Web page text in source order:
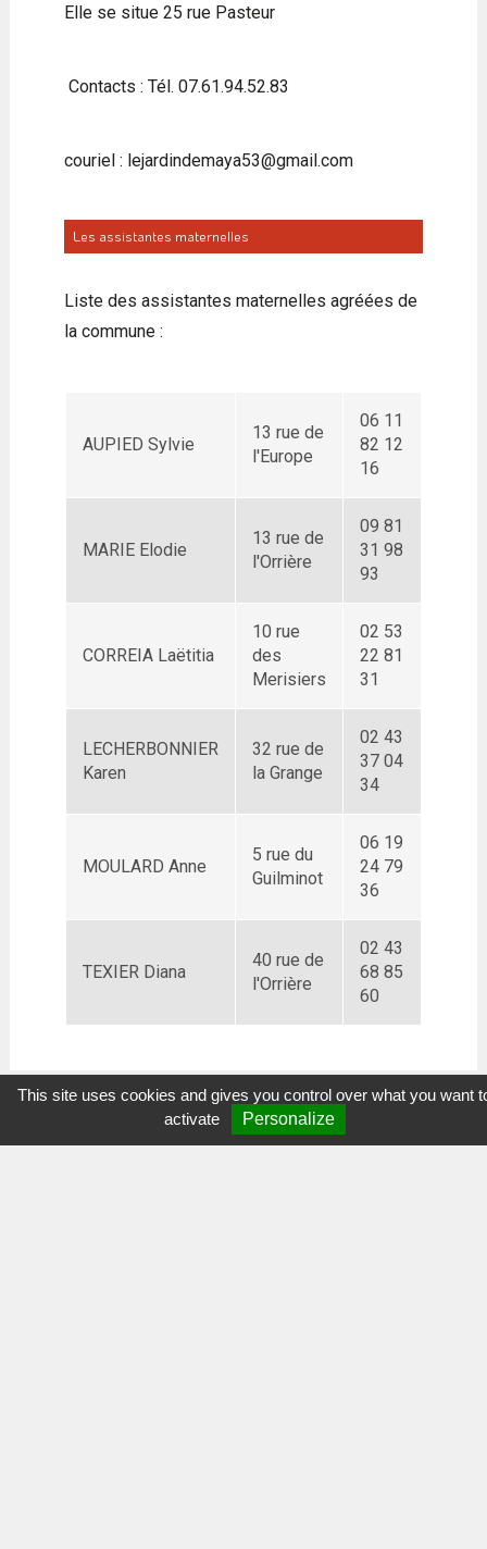
Elle se situe 25 rue Pasteur
Contacts : Tél. 07.61.94.52.83
couriel : lejardindemaya53@gmail.com
Les assistantes maternelles
Liste des assistantes maternelles agréées de
la commune :
AUPIED Sylvie
13 rue de
l'Europe
06 11
82 12
16
MARIE Elodie
13 rue de
l'Orrière
09 81
31 98
93
CORREIA Laëtitia
10 rue
des
Merisiers
02 53
22 81
31
LECHERBONNIER
Karen
32 rue de
la Grange
02 43
37 04
34
MOULARD Anne
5 rue du
Guilminot
06 19
24 79
36
TEXIER Diana
40 rue de
l'Orrière
02 43
68 85
60
This site uses cookies and gives you control over what you want
activate
Personalize